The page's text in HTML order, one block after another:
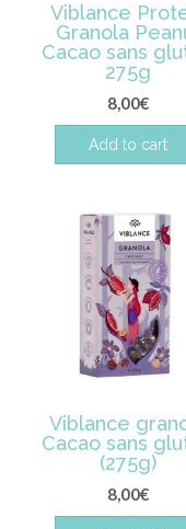
Viblance
Granola
Cacao sans
275g
8,00€
Add to cart
Viblance
Cacao sans
(275g)
8,00€